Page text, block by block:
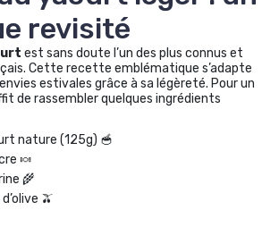
revisité
est sans doute l’un des plus connus et
Cette recette emblématique s’adapte
estivales grâce à sa légèreté. Pour un
de rassembler quelques ingrédients
nature (125g) 🥣
🍬
🌾
🫒